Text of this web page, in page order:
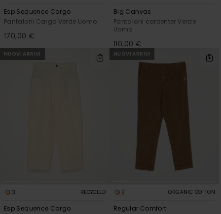
Esp Sequence Cargo
Pantaloni Cargo Verde Uomo
170,00 €
Big Canvas
Pantaloni carpenter Verde
Uomo
110,00 €
NUOVI ARRIVI
3 RECYCLED
Esp Sequence Cargo
NUOVI ARRIVI
2 ORGANIC COTTON
Regular Comfort